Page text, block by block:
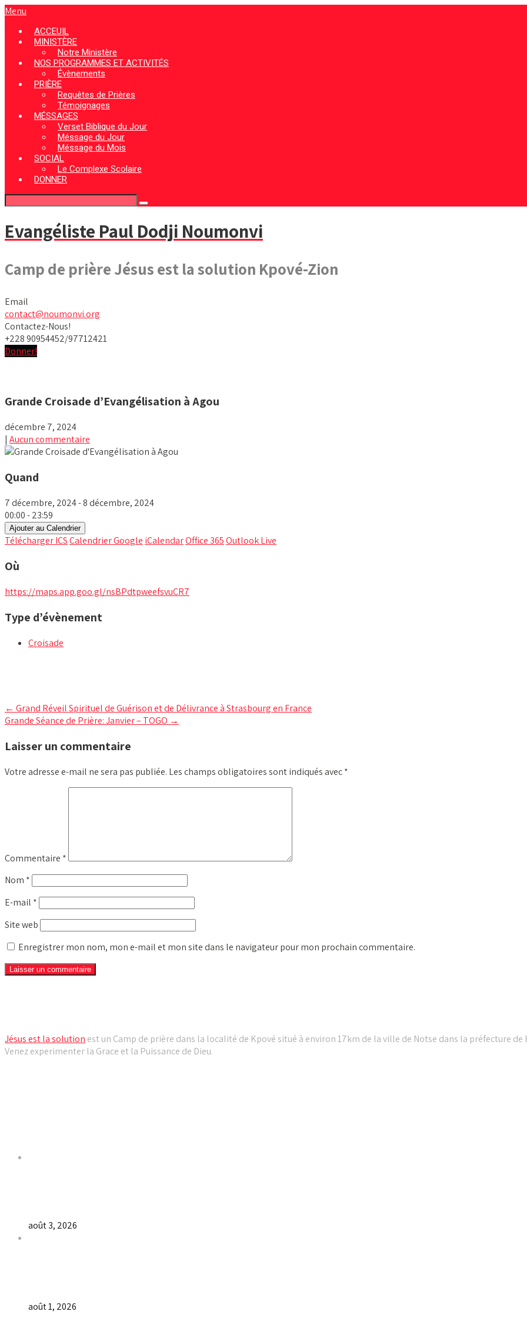
Menu
ACCEUIL
MINISTÈRE
Notre Ministère
NOS PROGRAMMES ET ACTIVITÉS
Évènements
PRIÈRE
Requêtes de Prières
Témoignages
MÉSSAGES
Verset Biblique du Jour
Méssage du Jour
Méssage du Mois
SOCIAL
Le Complexe Scolaire
DONNER
Evangéliste Paul Dodji Noumonvi
Camp de prière Jésus est la solution Kpové-Zion
Email
contact@noumonvi.org
Contactez-Nous!
+228 90954452/97712421
Donner!
Grande Croisade d’Evangélisation à Agou
décembre 7, 2024
| Aucun commentaire
Quand
7 décembre, 2024 - 8 décembre, 2024
00:00 - 23:59
Ajouter au Calendrier
Télécharger ICSCalendrier Google iCalendarOffice 365Outlook Live
Où
https://maps.app.goo.gl/nsBPdtpweefsvuCR7
Type d’évènement
Croisade
Post
navigation
← Grand Réveil Spirituel de Guérison et de Délivrance à Strasbourg en France
Grande Séance de Prière: Janvier – TOGO →
Laisser un commentaire
Votre adresse e-mail ne sera pas publiée. Les champs obligatoires sont indiqués avec*
Commentaire *
Nom *
E-mail *
Site web
Enregistrer mon nom, mon e-mail et mon site dans le navigateur pour mon prochain commentaire.
Jésus est la solution est un Camp de prière dans la localité de Kpové situé à environ 17km de la ville de Notse dans la préfecture de
Venez experimenter la Grace et la Puissance de Dieu.
août 3, 2026
août 1, 2026